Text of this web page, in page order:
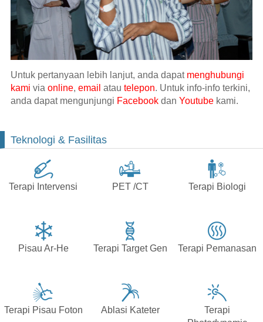
Untuk pertanyaan lebih lanjut, anda dapat menghubungi
kami via online, email atau telepon. Untuk info-info terkini,
anda dapat mengunjungi Facebookdan Youtubekami.
Teknologi & Fasilitas
Terapi Intervensi PET /CT Terapi Biologi
Pisau Ar-He Terapi Target Gen Terapi Pemanasan
Terapi Pisau Foton Ablasi Kateter
Terapi